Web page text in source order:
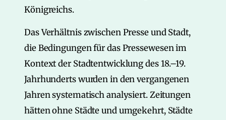
Königreichs.
Das Verhältnis zwischen Presse und Stadt,
die Bedingungen für das Pressewesen im
Kontext der Stadtentwicklung des 18.–19.
Jahrhunderts wurden in den vergangenen
Jahren systematisch analysiert. Zeitungen
hätten ohne Städte und umgekehrt, Städte